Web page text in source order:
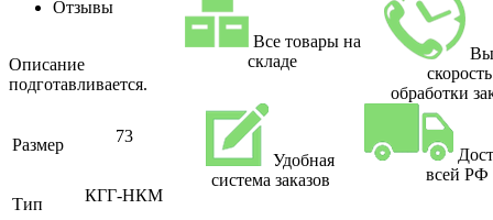
Отзывы
Описание
подготавливается.
Размер 73
Тип КГГ-НКМ
Все товары на
складе
скорость
обработки
Удобная
система заказов
всей РФ